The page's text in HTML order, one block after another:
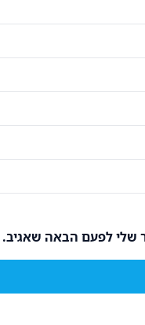
שלי לפעם הבאה שאגיב.